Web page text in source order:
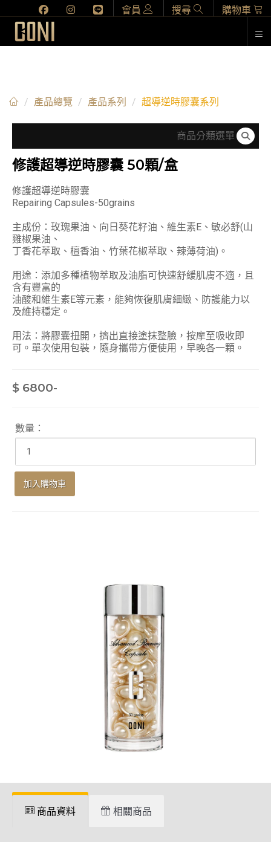
會員 搜尋 購物車
產品總覽 產品系列 超導逆時膠囊系列
商品分類選單
修護超導逆時膠囊 50顆/盒
修護超導逆時膠囊
Repairing Capsules-50grains
主成份：玫瑰果油、向日葵花籽油、維生素E、敏必舒(山
雞椒果油、
丁香花萃取、檀香油、竹葉花椒萃取、辣薄荷油)。
用途：添加多種植物萃取及油脂可快速舒緩肌膚不適，且
含有豐富的
油酸和維生素E等元素，能夠恢復肌膚細緻、防護能力以
及維持穩定。
用法：將膠囊扭開，擠出直接塗抹整臉，按摩至吸收即
可。單次使用包裝，隨身攜帶方便使用，早晚各一顆。
$ 6800-
數量：
加入購物車
商品資料 相關商品